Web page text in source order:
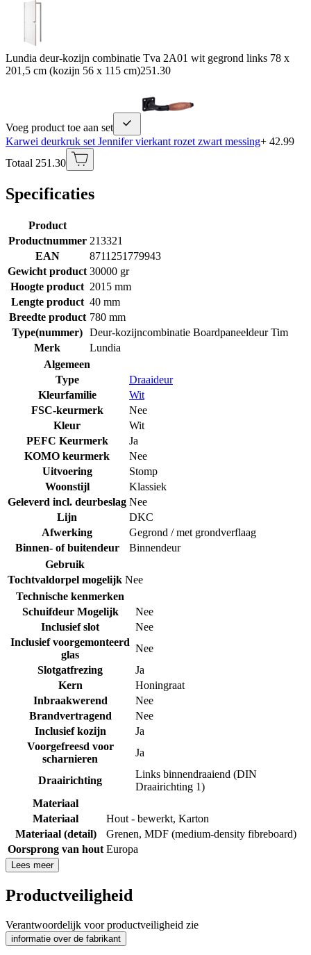
Lundia deur-kozijn combinatie Tva 2A01 wit gegrond links 78 x
201,5 cm (kozijn 56 x 115 cm)251.30
Voeg product toe aan set
Karwei deurkruk set Jennifer vierkant rozet zwart messing+ 42.99
Totaal 251.30
Specificaties
Product
Productnummer 213321
EAN
8711251779943
Gewicht product 30000 gr
Hoogte product 2015 mm
Lengte product 40 mm
Breedte product 780 mm
Type(nummer) Deur-kozijncombinatie Boardpaneeldeur Tim
Merk
Lundia
Algemeen
Type
Draaideur
Kleurfamilie
Wit
FSC-keurmerk
Nee
Kleur
Wit
PEFC Keurmerk
Ja
KOMO keurmerk
Nee
Uitvoering
Stomp
Woonstijl
Klassiek
Geleverd incl. deurbeslag Nee
Lijn
DKC
Afwerking
Gegrond / met grondverflaag
Binnen- of buitendeur
Binnendeur
Gebruik
Tochtvaldorpel mogelijk Nee
Technische kenmerken
Schuifdeur Mogelijk
Nee
Inclusief slot
Nee
Inclusief voorgemonteerd
glas
Nee
Slotgatfrezing
Ja
Kern
Honingraat
Inbraakwerend
Nee
Brandvertragend
Nee
Inclusief kozijn
Ja
Voorgefreesd voor
scharnieren
Ja
Draairichting
Links binnendraaiend (DIN
Draairichting 1)
Materiaal
Materiaal
Hout - bewerkt, Karton
Materiaal (detail)
Grenen, MDF (medium-density fibreboard)
Oorsprong van hout Europa
Lees meer
Productveiligheid
Verantwoordelijk voor productveiligheid zie
informatie over de fabrikant